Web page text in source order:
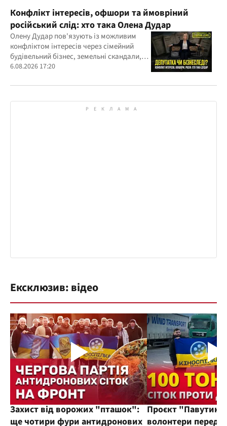
Конфлікт інтересів, офшори та ймовріний
російський слід: хто така Олена Дудар
Олену Дудар пов'язують із можливим
конфліктом інтересів через сімейний
будівельний бізнес, земельні скандали,
судові справи
6.08.2026 17:20
Ексклюзив: відео
Захист від ворожих "пташок":
ще чотири фури антидронових
Проєкт
волонтери